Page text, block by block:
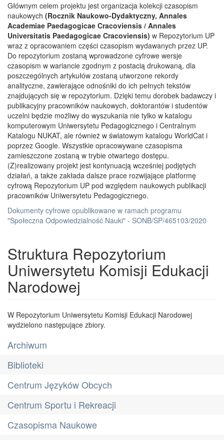
Głównym celem projektu jest organizacja kolekcji czasopism
naukowych (Rocznik Naukowo-Dydaktyczny, Annales
Academiae Paedagogicae Cracoviensis / Annales
Universitatis Paedagogicae Cracoviensis) w Repozytorium UP
wraz z opracowaniem części czasopism wydawanych przez UP.
Do repozytorium zostaną wprowadzone cyfrowe wersje
czasopism w wariancie zgodnym z postacią drukowaną, dla
poszczególnych artykułów zostaną utworzone rekordy
analityczne, zawierające odnośniki do ich pełnych tekstów
znajdujących się w repozytorium. Dzięki temu dorobek badawczy i
publikacyjny pracowników naukowych, doktorantów i studentów
uczelni będzie możliwy do wyszukania nie tylko w katalogu
komputerowym Uniwersytetu Pedagogicznego i Centralnym
Katalogu NUKAT, ale również w światowym katalogu WorldCat i
poprzez Google. Wszystkie opracowywane czasopisma
zamieszczone zostaną w trybie otwartego dostępu.
(Z)realizowany projekt jest kontynuacją wcześniej podjętych
działań, a także zakłada dalsze prace rozwijające platformę
cyfrową Repozytorium UP pod względem naukowych publikacji
pracowników Uniwersytetu Pedagogicznego.
Dokumenty cyfrowe opublikowane w ramach programu
"Społeczna Odpowiedzialność Nauki" - SONB/SP/465103/2020
Struktura Repozytorium
Uniwersytetu Komisji Edukacji
Narodowej
W Repozytorium Uniwersytetu Komisji Edukacji Narodowej
wydzielono następujące zbiory.
Archiwum
Biblioteki
Centrum Języków Obcych
Centrum Sportu i Rekreacji
Czasopisma Naukowe